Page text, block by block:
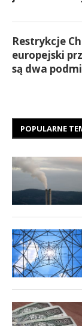
Restrykcje
europejski
są dwa
POPULARNE